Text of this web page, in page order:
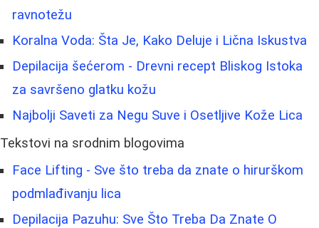
ravnotežu
Koralna Voda: Šta Je, Kako Deluje i Lična Iskustva
Depilacija šećerom - Drevni recept Bliskog Istoka
za savršeno glatku kožu
Najbolji Saveti za Negu Suve i Osetljive Kože Lica
Tekstovi na srodnim blogovima
Face Lifting - Sve što treba da znate o hirurškom
podmlađivanju lica
Depilacija Pazuhu: Sve Što Treba Da Znate O